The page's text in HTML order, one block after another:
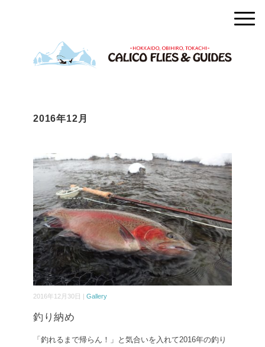
2016年12月
2016年12月30日 | Gallery
釣り納め
「釣れるまで帰らん！」と気合いを入れて2016年の釣り